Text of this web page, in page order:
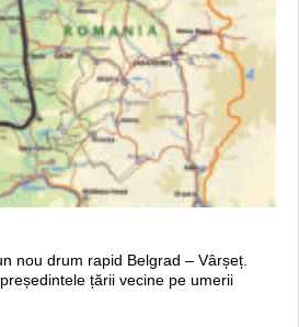
nou drum rapid Belgrad – Vârșeț.
țării vecine pe umerii